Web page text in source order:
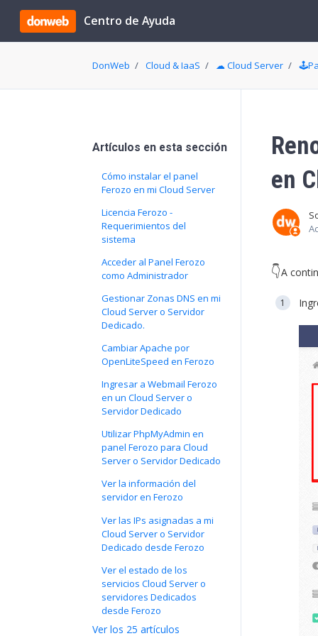
Saltar al contenido principal
Centro de Ayuda
DonWeb Cloud & IaaS ☁ Cloud Server
en
👇A
Artículos en esta sección
Cómo instalar el panel
Ferozo en mi Cloud Server
Licencia Ferozo -
Requerimientos del
sistema
Acceder al Panel Ferozo
como Administrador
Gestionar Zonas DNS en mi
Cloud Server o Servidor
Dedicado.
Cambiar Apache por
OpenLiteSpeed en Ferozo
Ingresar a Webmail Ferozo
en un Cloud Server o
Servidor Dedicado
Utilizar PhpMyAdmin en
panel Ferozo para Cloud
Server o Servidor Dedicado
Ver la información del
servidor en Ferozo
Ver las IPs asignadas a mi
Cloud Server o Servidor
Dedicado desde Ferozo
Ver el estado de los
servicios Cloud Server o
servidores Dedicados
desde Ferozo
Ver los 25 artículos